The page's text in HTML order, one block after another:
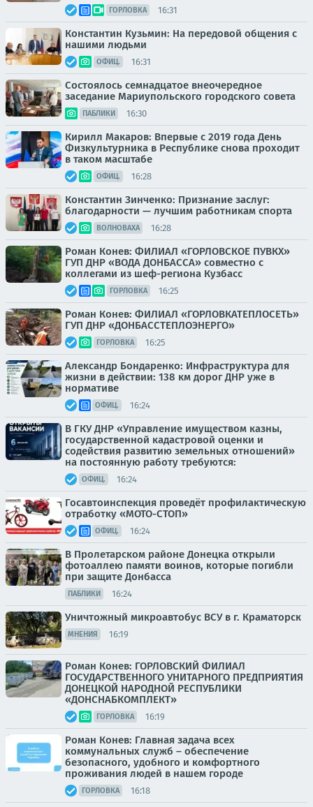
ГОРЛОВКА 16:31
Константин Кузьмин: На передовой общения с
нашими людьми
ОФИЦ. 16:31
Состоялось семнадцатое внеочередное
заседание Мариупольского городского совета
ПАБЛИКИ 16:30
Кирилл Макаров: Впервые с 2019 года День
Физкультурника в Республике снова проходит
в таком масштабе
ОФИЦ. 16:28
Константин Зинченко: Признание заслуг:
благодарности — лучшим работникам спорта
ВОЛНОВАХА 16:28
Роман Конев: ФИЛИАЛ «ГОРЛОВСКОЕ ПУВКХ»
ГУП ДНР «ВОДА ДОНБАССА» совместно с
коллегами из шеф-региона Кузбасс
ГОРЛОВКА 16:25
Роман Конев: ФИЛИАЛ «ГОРЛОВКАТЕПЛОСЕТЬ»
ГУП ДНР «ДОНБАССТЕПЛОЭНЕРГО»
ГОРЛОВКА 16:25
Александр Бондаренко: Инфраструктура для
жизни в действии: 138 км дорог ДНР уже в
нормативе
ОФИЦ. 16:24
В ГКУ ДНР «Управление имуществом казны,
государственной кадастровой оценки и
содействия развитию земельных отношений»
на постоянную работу требуются:
ОФИЦ. 16:24
Госавтоинспекция проведёт профилактическую
отработку «МОТО-СТОП»
ОФИЦ. 16:24
В Пролетарском районе Донецка открыли
фотоаллею памяти воинов, которые погибли
при защите Донбасса
ПАБЛИКИ 16:24
Уничтожный микроавтобус ВСУ в г. Краматорск
МНЕНИЯ 16:19
Роман Конев: ГОРЛОВСКИЙ ФИЛИАЛ
ГОСУДАРСТВЕННОГО УНИТАРНОГО ПРЕДПРИЯТИЯ
ДОНЕЦКОЙ НАРОДНОЙ РЕСПУБЛИКИ
«ДОНСНАБКОМПЛЕКТ»
ГОРЛОВКА 16:19
Роман Конев: Главная задача всех
коммунальных служб – обеспечение
безопасного, удобного и комфортного
проживания людей в нашем городе
ГОРЛОВКА 16:18